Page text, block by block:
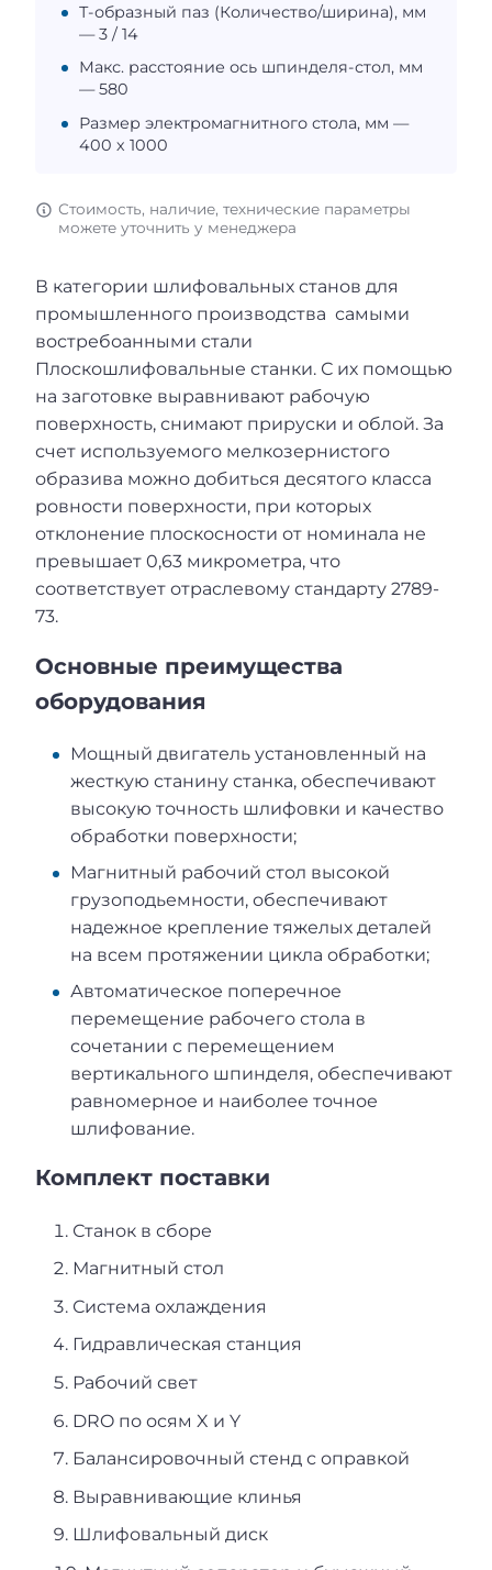
Т-образный паз (Количество/ширина), мм
— 3 / 14
Макс. расстояние ось шпинделя-стол, мм
— 580
Размер электромагнитного стола, мм —
400 х 1000
Стоимость, наличие, технические параметры
можете уточнить у менеджера
В категории шлифовальных станов для
промышленного производства самыми
востребоанными стали
Плоскошлифовальные станки. С их помощью
на заготовке выравнивают рабочую
поверхность, снимают прируски и облой. За
счет используемого мелкозернистого
образива можно добиться десятого класса
ровности поверхности, при которых
отклонение плоскосности от номинала не
превышает 0,63 микрометра, что
соответствует отраслевому стандарту 2789-
73.
Основные преимущества
оборудования
Мощный двигатель установленный на
жесткую станину станка, обеспечивают
высокую точность шлифовки и качество
обработки поверхности;
Магнитный рабочий стол высокой
грузоподьемности, обеспечивают
надежное крепление тяжелых деталей
на всем протяжении цикла обработки;
Автоматическое поперечное
перемещение рабочего стола в
сочетании с перемещением
вертикального шпинделя, обеспечивают
равномерное и наиболее точное
шлифование.
Комплект поставки
Станок в сборе
Магнитный стол
Система охлаждения
Гидравлическая станция
Рабочий свет
DRO по осям X и Y
Балансировочный стенд с оправкой
Выравнивающие клинья
Шлифовальный диск